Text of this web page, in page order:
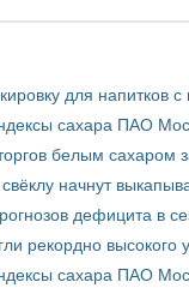
для напитков
сахара ПАО
белым сахаром
начнут
дефицита в
рекордно высокого
сахара ПАО